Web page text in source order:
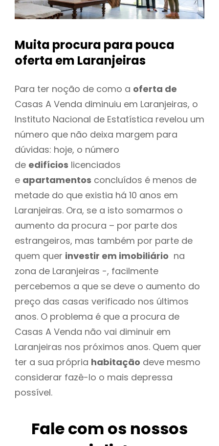
Muita procura para pouca
oferta em Laranjeiras
Para ter noção de como a oferta de
Casas A Venda diminuiu em Laranjeiras, o
Instituto Nacional de Estatística revelou um
número que não deixa margem para
dúvidas: hoje, o número
de edifícios licenciados
e apartamentos concluídos é menos de
metade do que existia há 10 anos em
Laranjeiras. Ora, se a isto somarmos o
aumento da procura – por parte dos
estrangeiros, mas também por parte de
quem quer investir em imobiliário na
zona de Laranjeiras -, facilmente
percebemos a que se deve o aumento do
preço das casas verificado nos últimos
anos. O problema é que a procura de
Casas A Venda não vai diminuir em
Laranjeiras nos próximos anos. Quem quer
ter a sua própria habitação deve mesmo
considerar fazê-lo o mais depressa
possível.
Fale com os nossos